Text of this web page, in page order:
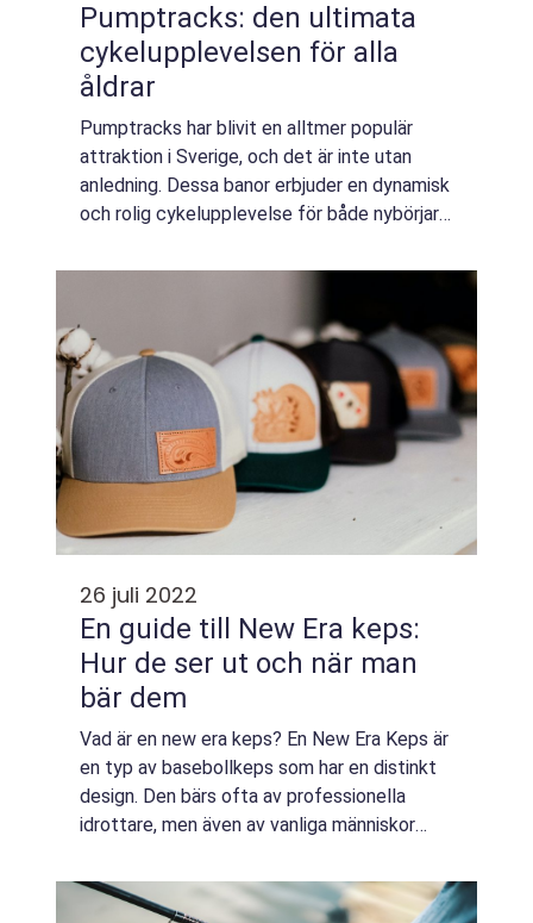
Pumptracks: den ultimata
cykelupplevelsen för alla
åldrar
Pumptracks har blivit en alltmer populär
attraktion i Sverige, och det är inte utan
anledning. Dessa banor erbjuder en dynamisk
och rolig cykelupplevelse för både nybörjare
kurvo...
26 juli 2022
En guide till New Era keps:
Hur de ser ut och när man
bär dem
Vad är en new era keps? En New Era Keps är
en typ av basebollkeps som har en distinkt
design. Den bärs ofta av professionella
idrottare, men även av vanliga människor
...